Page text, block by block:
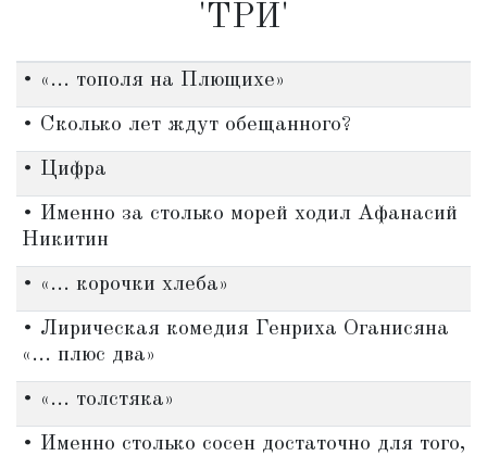
'ТРИ'
• «... тополя на Плющихе»
• Сколько лет ждут обещанного?
• Цифра
• Именно за столько морей ходил Афанасий
Никитин
• «... корочки хлеба»
• Лирическая комедия Генриха Оганисяна
«... плюс два»
• «... толстяка»
• Именно столько сосен достаточно для того,